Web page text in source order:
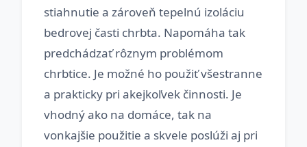
stiahnutie a zároveň tepelnú izoláciu
bedrovej časti chrbta. Napomáha tak
predchádzať rôznym problémom
chrbtice. Je možné ho použiť všestranne
a prakticky pri akejkoľvek činnosti. Je
vhodný ako na domáce, tak na
vonkajšie použitie a skvele poslúži aj pri